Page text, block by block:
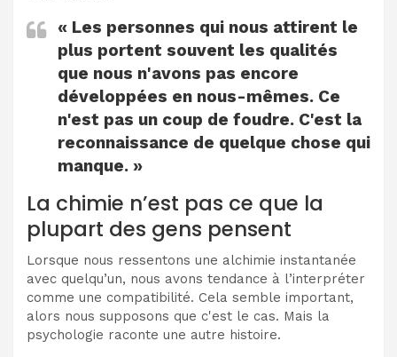
« Les personnes qui nous attirent le
plus portent souvent les qualités
que nous n'avons pas encore
développées en nous-mêmes. Ce
n'est pas un coup de foudre. C'est la
reconnaissance de quelque chose qui
manque. »
La chimie n’est pas ce que la
plupart des gens pensent
Lorsque nous ressentons une alchimie instantanée
avec quelqu’un, nous avons tendance à l’interpréter
comme une compatibilité. Cela semble important,
alors nous supposons que c'est le cas. Mais la
psychologie raconte une autre histoire.